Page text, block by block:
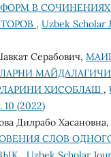
В СОЧИНЕНИЯХ
, Uzbek Scholar
Серабович,
ҲИСОБЛАШ ,
10 (2022)
Дилрабо Хасановна,
СЛОВ